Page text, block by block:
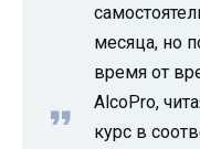
месяца, но
время от
AlcoPro,
курс в